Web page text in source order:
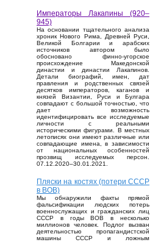
Императоры Лакапины (920–
945)
На основании тщательного анализа
хроник Нового Рима, Древней Руси,
Великой Болгарии и арабских
источников автором было
обосновано финно-угорское
происхождение Македонской
династии и династии Лакапинов.
Детали биографий, имен, дат
правления и родственных связей
десятков императоров, каганов и
князей Византии, Руси и Булгара
совпадают с большой точностью, что
дает возможность
идентифицировать все исследуемые
личности с реальными
историческими фигурами. В местных
летописях они имеют различные или
совпадающие имена, в зависимости
от национальных особенностей
прозвищ исследуемых персон.
07.12.2020–30.01.2021.
Пляски на костях (потери СССР
в ВОВ)
Мы обнаружили факты прямой
фальсификации людских потерь
военнослужащих и гражданских лиц
СССР в годы ВОВ в несколько
миллионов человек. Подлог вызван
деятельностью пропагандистской
машины СССР и ложным